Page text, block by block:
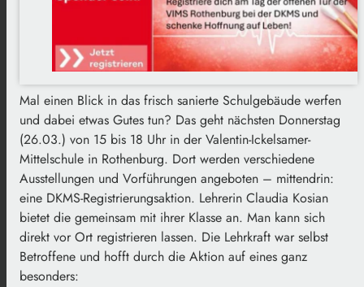
Mal einen Blick in das frisch sanierte Schulgebäude werfen
und dabei etwas Gutes tun? Das geht nächsten Donnerstag
(26.03.) von 15 bis 18 Uhr in der Valentin-Ickelsamer-
Mittelschule in Rothenburg. Dort werden verschiedene
Ausstellungen und Vorführungen angeboten – mittendrin:
eine DKMS-Registrierungsaktion. Lehrerin Claudia Kosian
bietet die gemeinsam mit ihrer Klasse an. Man kann sich
direkt vor Ort registrieren lassen. Die Lehrkraft war selbst
Betroffene und hofft durch die Aktion auf eines ganz
besonders: